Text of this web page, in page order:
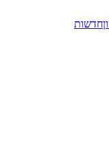
חדשות